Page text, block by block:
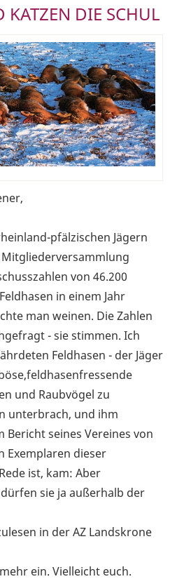
DIE SCHUL
pfälzischen Jägern
von 46.200
in einem Jahr
man weinen. Die Zahlen
- sie stimmen. Ich
Feldhasen - der Jäger
und Raubvögel zu
unterbrach, und ihm
Bericht seines Vereines von
Exemplaren dieser
ist, kam: Aber
sie ja außerhalb der
in der AZ Landskrone
ein. Vielleicht euch.